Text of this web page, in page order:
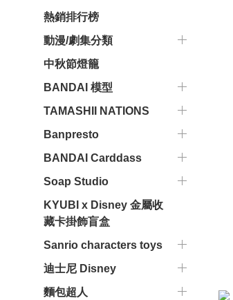
熱銷排行榜
動漫/劇集分類
中秋節燈籠
BANDAI 模型
TAMASHII NATIONS
Banpresto
BANDAI Carddass
Soap Studio
KYUBI x Disney 金屬收
藏卡掛飾盲盒
Sanrio characters toys
迪士尼 Disney
麵包超人